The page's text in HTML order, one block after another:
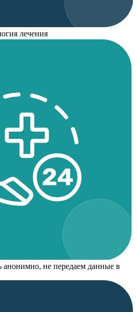
лечения
анонимно, не передаем данные в